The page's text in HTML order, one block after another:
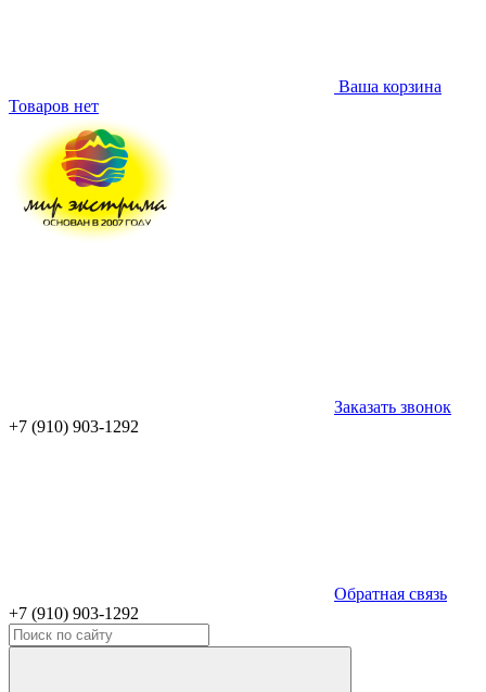
Ваша корзина
Товаров нет
Заказать звонок
+7 (910) 903-1292
Обратная связь
+7 (910) 903-1292